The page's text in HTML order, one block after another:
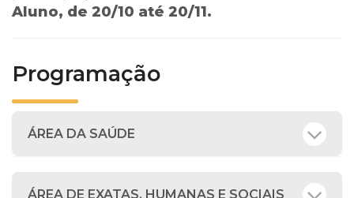
Aluno, de 20/10 até 20/11.
Programação
ÁREA DA SAÚDE
ÁREA DE EXATAS, HUMANAS E SOCIAIS